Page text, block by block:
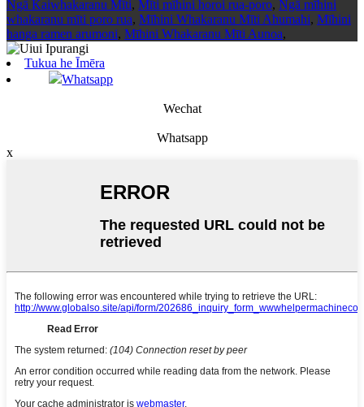
Ngā Kaiwhakaranu Mīti, Mīti mīhini horoi rua-poro, Ngā mīhini
whakaranu mīti poro rua, Mīhini Whakaranu Mīti Ahumahi, Mīhini
hanga ramen arumoni, Mīhini Whakaranu Mīti Aunoa,
Tukua he Īmēra
Whatsapp
Wechat
Whatsapp
x